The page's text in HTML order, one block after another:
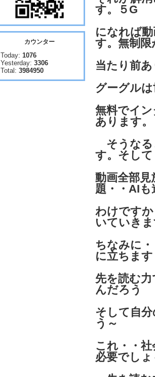
す。５G
になれば
す。無制限
当たり前
グーグル
無料でイ
あります。
そうなる
す。そして
動画全部
題・・AI
わけです
いていき
ちなみに
に立ちます
先を読む
んだろう
そして自
う～
これ・・
必要でしょ
カウンター
Today: 1076
Yesterday: 3306
Total: 3984950